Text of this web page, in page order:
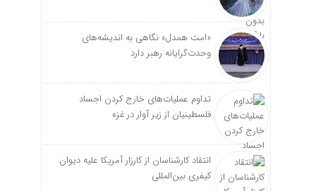
«امت همدل» نگاهی به اندیشه‌های
وحدت‌گرایانه رهبر دارد
تداوم عملیات‌های خارج کردن اجساد
فلسطینیان از زیر آوار در غزه
انتقاد کارشناسان از کارزار آمریکا علیه دیوان
کیفری بین‌المللی